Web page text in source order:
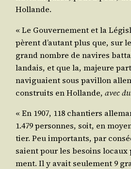
Hollande.
« Le Gou­ver­ne­ment et la
pèrent d’autant plus que, sur
grand nombre de navires
lan­dais, et que la, majeure
navi­guaient sous pavillon
construits en Hol­lande, avec
« En 1907, 118 chan­tiers
1.479 per­sonnes, soit, en
tier. Peu impor­tants, par
saient pour les besoins
ment. Il y avait seule­ment 9